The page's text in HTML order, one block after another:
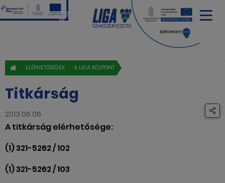
ELÉRHETŐSÉGEK A LIGA KÖZPONT
Titkárság
2013.06.06
A titkárság elérhetősége:
(1) 321-5262 / 102
(1) 321-5262 / 103